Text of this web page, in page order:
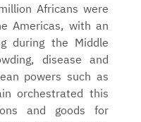
Africans were
Americas, with an
during the Middle
disease and
powers such as
orchestrated this
and goods for